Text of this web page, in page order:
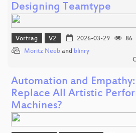
Designing Teamtype
Vortrag V2 2026-03-29
86
Moritz Neeb and blinry
Automation and
Replace All Artistic
Machines?